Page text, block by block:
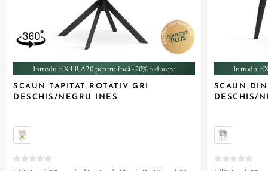
Introdu EXTRA20 pentru încă -20% reducere
SCAUN TAPITAT ROTATIV GRI
DESCHIS/NEGRU INES
Introdu
SCAUN
DESCHIS/